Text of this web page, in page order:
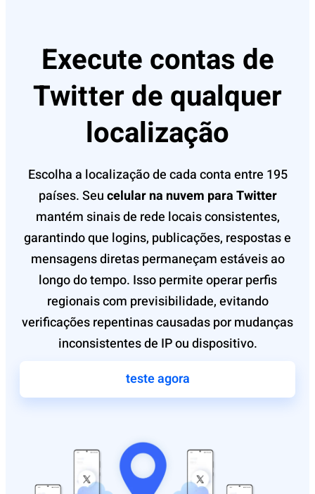
Execute contas de
Twitter de qualquer
localização
Escolha a localização de cada conta entre 195
países. Seucelular na nuvem para Twitter
mantém sinais de rede locais consistentes,
garantindo que logins, publicações, respostas e
mensagens diretas permaneçam estáveis ao
longo do tempo. Isso permite operar perfis
regionais com previsibilidade, evitando
verificações repentinas causadas por mudanças
inconsistentes de IP ou dispositivo.
teste agora